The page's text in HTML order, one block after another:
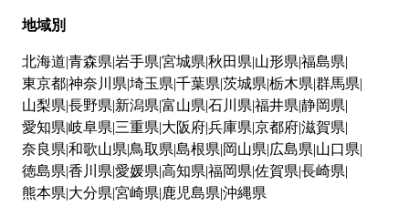
地域別
北海道 青森県 岩手県 宮城県 秋田県 山形県 福島県
東京都神奈川県 埼玉県 千葉県 茨城県 栃木県 群馬県
山梨県 長野県 新潟県 富山県 石川県 福井県 静岡県
愛知県 岐阜県 三重県 大阪府兵庫県 京都府滋賀県
奈良県 和歌山県 鳥取県 島根県 岡山県 広島県 山口県
徳島県 香川県 愛媛県 高知県 福岡県 佐賀県 長崎県
熊本県 大分県 宮崎県 鹿児島県 沖縄県